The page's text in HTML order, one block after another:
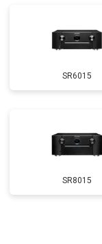
SR6015
SR8015